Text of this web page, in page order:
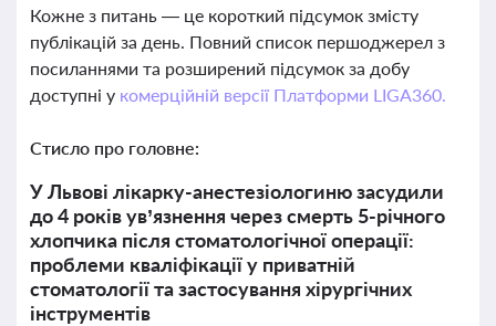
Кожне з питань — це короткий підсумок змісту
публікацій за день. Повний список першоджерел з
посиланнями та розширений підсумок за добу
доступні у комерційній версії Платформи LIGA360.
Стисло про головне:
У Львові лікарку-анестезіологиню засудили
до 4 років ув’язнення через смерть 5-річного
хлопчика після стоматологічної операції:
проблеми кваліфікації у приватній
стоматології та застосування хірургічних
інструментів